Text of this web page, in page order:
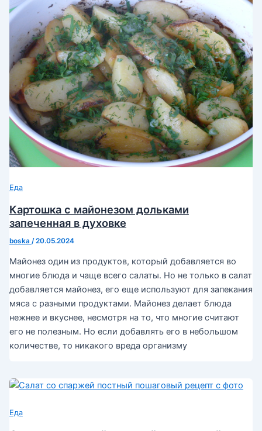
Еда
Картошка с майонезом дольками
запеченная в духовке
boska /20.05.2024
Майонез один из продуктов, который добавляется во
многие блюда и чаще всего салаты. Но не только в салат
добавляется майонез, его еще используют для запекания
мяса с разными продуктами. Майонез делает блюда
нежнее и вкуснее, несмотря на то, что многие считают
его не полезным. Но если добавлять его в небольшом
количестве, то никакого вреда организму
Еда